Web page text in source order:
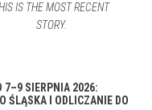
IS THE MOST RECENT
STORY.
7–9 SIERPNIA 2026:
ŚLĄSKA I ODLICZANIE DO